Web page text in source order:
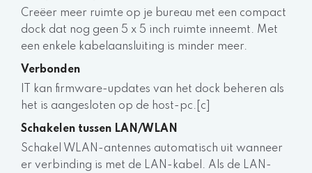
Creëer meer ruimte op je bureau met een compact
dock dat nog geen 5 x 5 inch ruimte inneemt. Met
een enkele kabelaansluiting is minder meer.
Verbonden
IT kan firmware-updates van het dock beheren als
het is aangesloten op de host-pc.[c]
Schakelen tussen LAN/WLAN
Schakel WLAN-antennes automatisch uit wanneer
er verbinding is met de LAN-kabel. Als de LAN-